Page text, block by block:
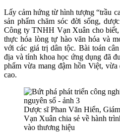
Lấy cảm hứng từ hình tượng “trầu
sản phẩm chăm sóc đời sống,
Công ty TNHH Vạn Xuân cho biết,
thực hóa lòng tự hào văn hóa và
với các giá trị dân tộc. Bài toán
địa và tính khoa học ứng dụng đã
phẩm vừa mang đậm hồn Việt,
cao.
Dược sĩ Phan Văn Hiển,
Vạn Xuân chia sẻ về hành
vào thương hiệu